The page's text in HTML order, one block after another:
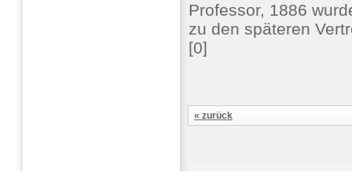
Professor, 1886
zu den späteren
[0]
« zurück